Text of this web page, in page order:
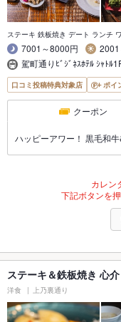
ステーキ 鉄板焼き デート ランチ
7001～8000円
駕町通りﾋﾞｼﾞﾈｽﾎﾃﾙ ｼｬﾄﾙ
口コミ投稿特典対象店 ポイ
クーポン
ハッピーアワー！ 黒毛和
カレン
下記ボタンを
ステーキ＆鉄板焼き 心介
洋食 上乃裏通り